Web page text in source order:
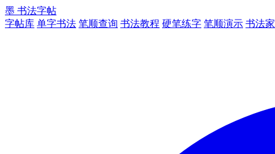
墨 书法字帖
字帖库 单字书法 笔顺查询 书法教程 硬笔练字 笔顺演示 书法家